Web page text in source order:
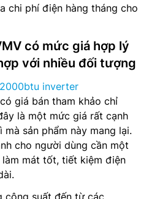
chi phí điện hàng tháng cho
có mức giá hợp lý
với nhiều đối tượng
inverter
giá bán tham khảo chỉ
là một mức giá rất cạnh
sản phẩm này mang lại.
cho người dùng cần một
mát tốt, tiết kiệm điện